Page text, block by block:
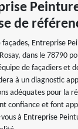
de
Entreprise
dans le 78790
de façadiers et
à un diagnostic
adéquates pour la
confiance et font
à Entreprise